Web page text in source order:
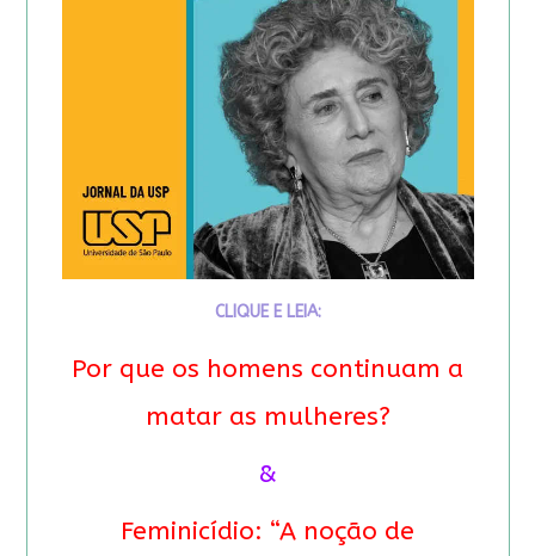
CLIQUE E LEIA:
Por que os homens continuam a
matar as mulheres?
&
Feminicídio: “A noção de